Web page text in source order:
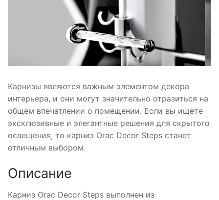
Карнизы являются важным элементом декора
интерьера, и они могут значительно отразиться на
общем впечатлении о помещении. Если вы ищете
эксклюзивные и элегантные решения для скрытого
освещения, то карниз Orac Decor Steps станет
отличным выбором.
Описание
Карниз Orac Decor Steps выполнен из